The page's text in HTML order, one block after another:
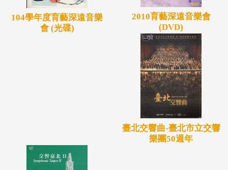
104學年度育藝深遠音樂
會 (光碟)
2010育藝深遠音樂會
(DVD)
臺北交響曲-臺北市立交響
樂團50週年